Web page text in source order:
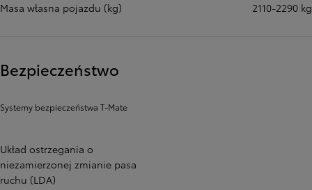
Masa własna pojazdu (kg) 2110-2290 kg
Bezpieczeństwo
Systemy bezpieczeństwa T-Mate
Układ ostrzegania o
niezamierzonej zmianie pasa
ruchu (LDA)